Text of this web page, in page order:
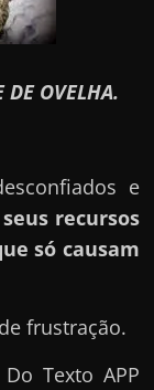
DE OVELHA.
e
recursos
só causam
frustração.
Texto APP